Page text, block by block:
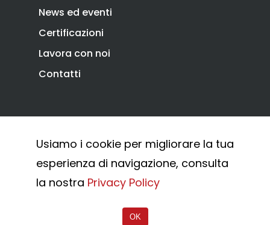
News ed eventi
Certificazioni
Lavora con noi
Contatti
Privacy Policy
Cookie Policy
Whistleblowing
© 2026 Combi Arialdo.
Usiamo i cookie per migliorare la tua
esperienza di navigazione, consulta
la nostra Privacy Policy
OK